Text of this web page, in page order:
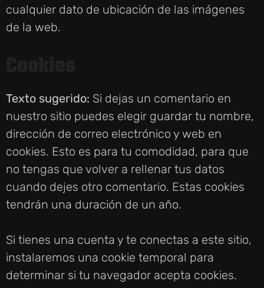
cualquier dato de ubicación de las imágenes
de la web.
Texto sugerido: Si dejas un comentario en
nuestro sitio puedes elegir guardar tu nombre,
dirección de correo electrónico y web en
cookies. Esto es para tu comodidad, para que
no tengas que volver a rellenar tus datos
cuando dejes otro comentario. Estas cookies
tendrán una duración de un año.
Si tienes una cuenta y te conectas a este sitio,
instalaremos una cookie temporal para
determinar si tu navegador acepta cookies.